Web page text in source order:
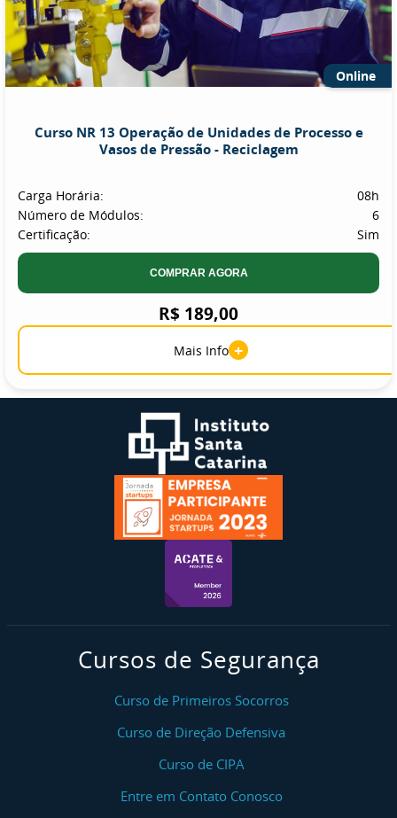
Online
Curso NR 13 Operação de Unidades de Processo e
Vasos de Pressão - Reciclagem
Carga Horária:
08h
Número de Módulos:
6
Certificação:
Sim
COMPRAR AGORA
R$ 189,00
Mais Info +
Cursos de Segurança
Curso de Primeiros Socorros
Curso de Direção Defensiva
Curso de CIPA
Entre em Contato Conosco